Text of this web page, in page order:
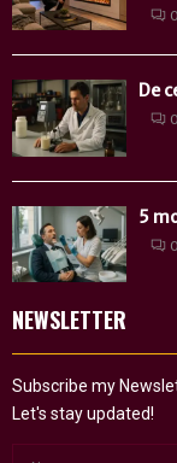
0
De
0
5
0
NEWSLETTER
Subscribe my
Let's stay updated!